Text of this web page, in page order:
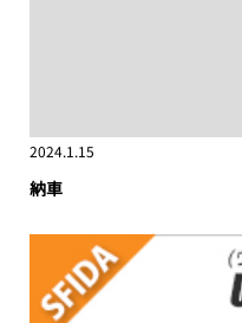
2024.1.15
納車